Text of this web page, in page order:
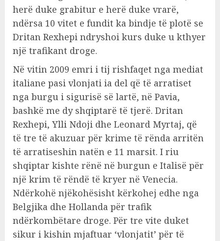
herë duke grabitur e herë duke vrarë,
ndërsa 10 vitet e fundit ka bindje të plotë se
Dritan Rexhepi ndryshoi kurs duke u kthyer
një trafikant droge.
Në vitin 2009 emri i tij rishfaqet nga mediat
italiane pasi vlonjati ia del që të arratiset
nga burgu i sigurisë së lartë, në Pavia,
bashkë me dy shqiptarë të tjerë. Dritan
Rexhepi, Ylli Ndoji dhe Leonard Myrtaj, që
të tre të akuzuar për krime të rënda arritën
të arratiseshin natën e 11 marsit. I riu
shqiptar kishte rënë në burgun e Italisë për
një krim të rëndë të kryer në Venecia.
Ndërkohë njëkohësisht kërkohej edhe nga
Belgjika dhe Hollanda për trafik
ndërkombëtare droge. Për tre vite duket
sikur i kishin mjaftuar ‘vlonjatit’ për të